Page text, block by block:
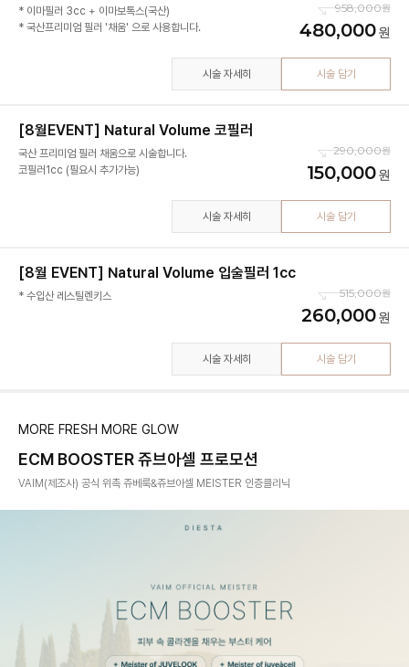
* 이마필러 3cc + 이마보톡스(국산)
* 국산프리미엄 필러 '채움' 으로 사용합니다.
958,000
480,000
시술 자세히 시술 담기
[8월EVENT] Natural Volume 코필러
국산 프리미엄 필러 채움으로 시술합니다.
코필러1cc (필요시 추가가능)
290,000
150,000
시술 자세히 시술 담기
[8월 EVENT] Natural Volume 입술필러 1cc
* 수입산 레스틸렌키스 515,000
260,000
시술 자세히 시술 담기
MORE FRESH MORE GLOW
ECM BOOSTER 쥬브아셀 프로모션
VAIM(제조사) 공식 위촉 쥬베룩&쥬브아셀 MEISTER 인증클리닉